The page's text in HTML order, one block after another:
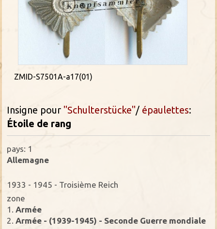
ZMID-S7501A-a17(01)
Insigne pour "Schulterstücke"/ épaulettes:
Étoile de rang
pays: 1
Allemagne
1933 - 1945 - Troisième Reich
zone
1. Armée
2. Armée - (1939-1945) - Seconde Guerre mondiale